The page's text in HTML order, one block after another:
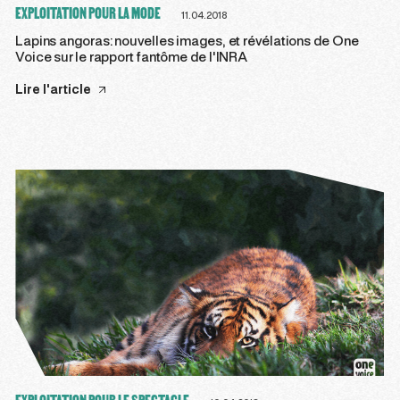
EXPLOITATION POUR LA MODE 11.04.2018
Lapins angoras: nouvelles images, et révélations de One
Voice sur le rapport fantôme de l'INRA
Lire l'article